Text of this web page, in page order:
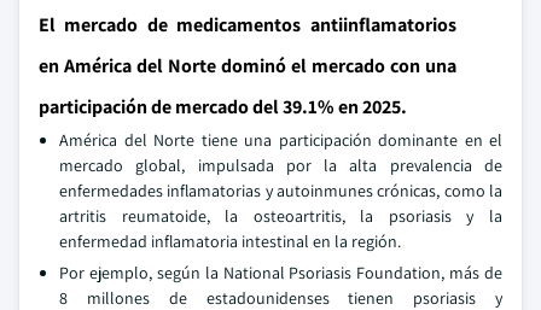
El mercado de medicamentos antiinflamatorios
en América del Norte dominó el mercado con una
participación de mercado del 39.1% en 2025.
América del Norte tiene una participación dominante en el
mercado global, impulsada por la alta prevalencia de
enfermedades inflamatorias y autoinmunes crónicas, como la
artritis reumatoide, la osteoartritis, la psoriasis y la
enfermedad inflamatoria intestinal en la región.
Por ejemplo, según la National Psoriasis Foundation, más de
8 millones de estadounidenses tienen psoriasis y